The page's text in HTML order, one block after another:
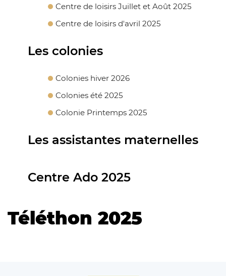
Centre de loisirs Juillet et Août 2025
Centre de loisirs d'avril 2025
Les colonies
Colonies hiver 2026
Colonies été 2025
Colonie Printemps 2025
Les assistantes maternelles
Centre Ado 2025
Téléthon 2025